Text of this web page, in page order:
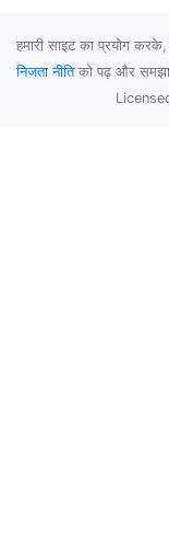
हमारी साइट का प्रयोग
निजता नीतिको पढ़ और समझा